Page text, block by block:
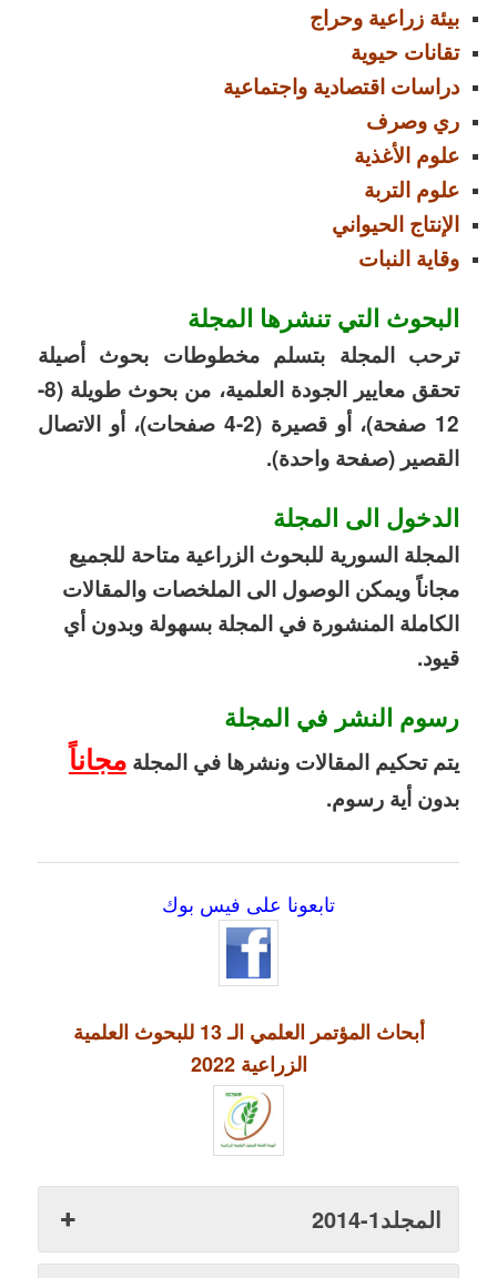
بيئة زراعية وحراج
تقانات حيوية
دراسات اقتصادية واجتماعية
ري وصرف
علوم الأغذية
علوم التربة
الإنتاج الحيواني
وقاية النبات
البحوث التي تنشرها المجلة
ترحب المجلة بتسلم مخطوطات بحوث أصيلة
تحقق معايير الجودة العلمية، من بحوث طويلة (8-
12 صفحة)، أو قصيرة
(2-4
صفحات)، أو الاتصال
القصير (صفحة واحدة).
الدخول الى المجلة
المجلة السورية للبحوث الزراعية متاحة للجميع
مجاناً ويمكن الوصول الى الملخصات والمقالات
الكاملة المنشورة في المجلة بسهولة وبدون أي
قيود.
رسوم النشر في المجلة
يتم تحكيم المقالات ونشرها في المجلةمجاناً
بدون أية رسوم.
تابعونا على فيس بوك
أبحاث المؤتمر العلمي الـ 13 للبحوث العلمية
الزراعية 2022
المجلد1-2014